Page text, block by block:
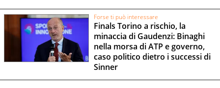
Forse ti può interessare
Finals Torino a rischio, la
minaccia di Gaudenzi: Binaghi
nella morsa di ATP e governo,
caso politico dietro i successi di
Sinner